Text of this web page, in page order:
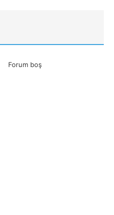
Forum boş